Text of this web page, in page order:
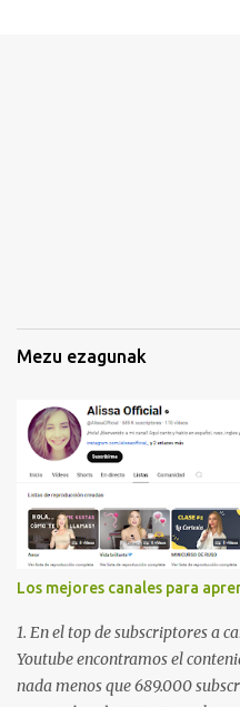
Mezu ezagunak
Los mejores canales para
1. En el top de subscriptores a
Youtube encontramos el
nada menos que 689.000